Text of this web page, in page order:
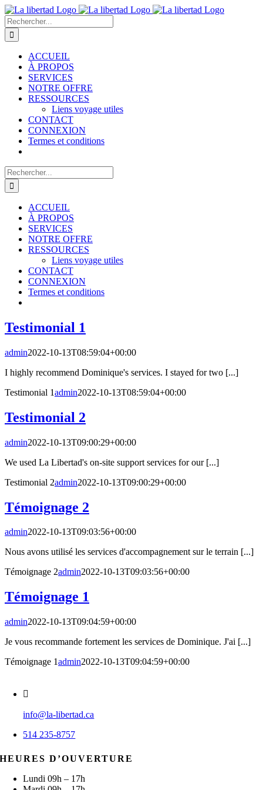
Passer
au
contenu
Rechercher:
ACCUEIL
À PROPOS
SERVICES
NOTRE OFFRE
RESSOURCES
Liens voyage utiles
CONTACT
CONNEXION
Termes et conditions
Rechercher:
ACCUEIL
À PROPOS
SERVICES
NOTRE OFFRE
RESSOURCES
Liens voyage utiles
CONTACT
CONNEXION
Termes et conditions
Testimonial 1
admin2022-10-13T08:59:04+00:00
I highly recommend Dominique's services. I stayed for two [...]
Testimonial 1admin2022-10-13T08:59:04+00:00
Testimonial 2
admin2022-10-13T09:00:29+00:00
We used La Libertad's on-site support services for our [...]
Testimonial 2admin2022-10-13T09:00:29+00:00
Témoignage 2
admin2022-10-13T09:03:56+00:00
Nous avons utilisé les services d'accompagnement sur le terrain [...]
Témoignage 2admin2022-10-13T09:03:56+00:00
Témoignage 1
admin2022-10-13T09:04:59+00:00
Je vous recommande fortement les services de Dominique. J'ai [...]
Témoignage 1admin2022-10-13T09:04:59+00:00
info@la-libertad.ca
514 235-8757
HEURES D’OUVERTURE
Lundi 09h – 17h